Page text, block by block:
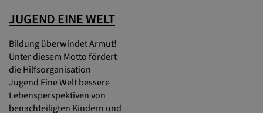
JUGEND EINE WELT
Bildung überwindet Armut!
Unter diesem Motto fördert
die Hilfsorganisation
Jugend Eine Welt bessere
Lebensperspektiven von
benachteiligten Kindern und